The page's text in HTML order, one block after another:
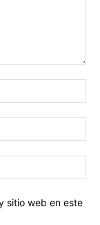
sitio web en este